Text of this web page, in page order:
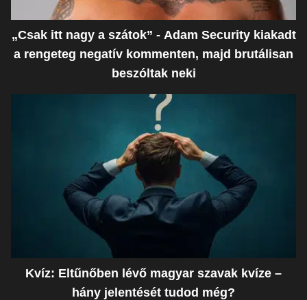
„Csak itt nagy a szátok” - Adam Security kiakadt
a rengeteg negatív kommenten, majd brutálisan
beszóltak neki
Kvíz: Eltűnőben lévő magyar szavak kvíze –
hány jelentését tudod még?